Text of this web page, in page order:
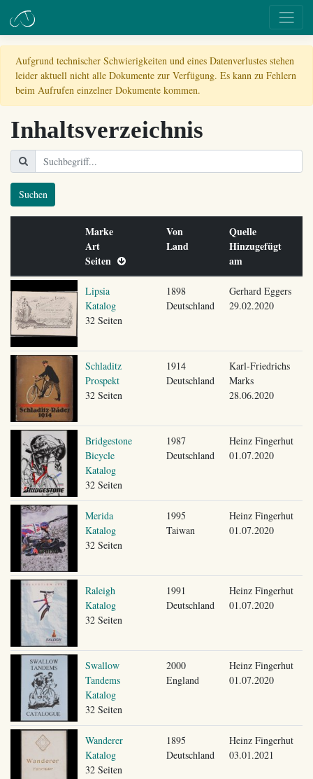
Aufgrund technischer Schwierigkeiten und eines Datenverlustes stehen
leider aktuell nicht alle Dokumente zur Verfügung. Es kann zu Fehlern
beim Aufrufen einzelner Dokumente kommen.
Inhaltsverzeichnis
Suchen
Marke
Art
Seiten
Von
Land
Quelle
Hinzugefügt
am
Lipsia
Katalog
32 Seiten
1898
Deutschland
Gerhard Eggers
29.02.2020
Schladitz
Prospekt
32 Seiten
1914
Deutschland
Karl-Friedrichs
Marks
28.06.2020
Bridgestone
Bicycle
Katalog
32 Seiten
1987
Deutschland
Heinz Fingerhut
01.07.2020
Merida
Katalog
32 Seiten
1995
Taiwan
Heinz Fingerhut
01.07.2020
Raleigh
Katalog
32 Seiten
1991
Deutschland
Heinz Fingerhut
01.07.2020
Swallow
Tandems
Katalog
32 Seiten
2000
England
Heinz Fingerhut
01.07.2020
Wanderer
Katalog
32 Seiten
1895
Deutschland
Heinz Fingerhut
03.01.2021